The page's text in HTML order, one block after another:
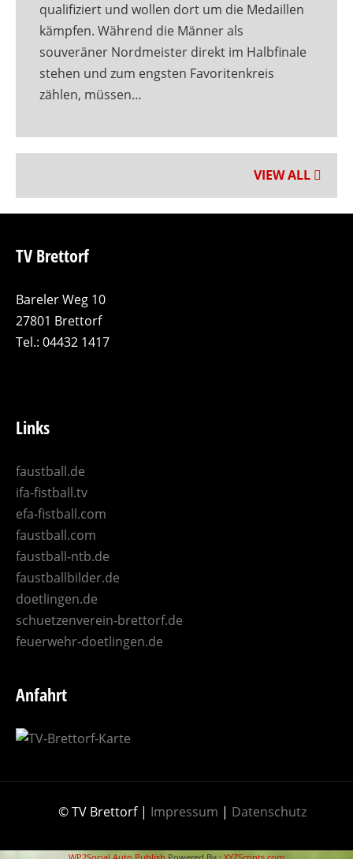
qualifiziert und wollen dort um die Medaillen
kämpfen. Während die Männer als
souveräner Nordmeister direkt im Halbfinale
stehen und zum engsten Favoritenkreis
zählen, müssen…
VIEW ALL
TV Brettorf
Bareler Weg 10
27801 Brettorf
Tel.: 04432 1417
Links
faustball.de
ifa-fistball.tv
efa-fistball.com
faustball.com
faustball-ntb.de
faustballbilder.de
doetlingen.de
schuetzenverein-brettorf.de
feuerwehr-doetlingen.de
Anfahrt
© TV Brettorf | Impressum | Datenschutz